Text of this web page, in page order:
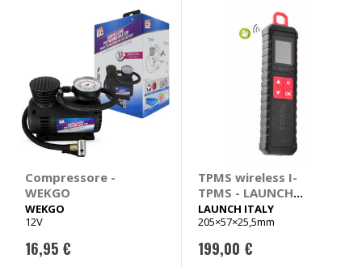
Compressore -
WEKGO
WEKGO
12V
16,95 €
TPMS wireless I-
TPMS - LAUNCH
ITALY
LAUNCH ITALY
205×57×25,5mm
199,00 €